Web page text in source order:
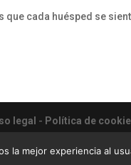
que cada huésped se
legal - Política de
la mejor experiencia al